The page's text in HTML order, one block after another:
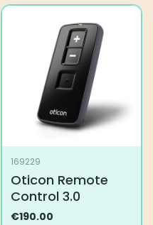
muunnelma.
valinnat
tuotteen
sivulla.
169229
Oticon Remote
Control 3.0
€190.00